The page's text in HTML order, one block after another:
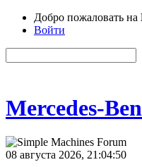
Добро пожаловать на
Войти
Mercedes-
08 августа 2026, 21:04:50